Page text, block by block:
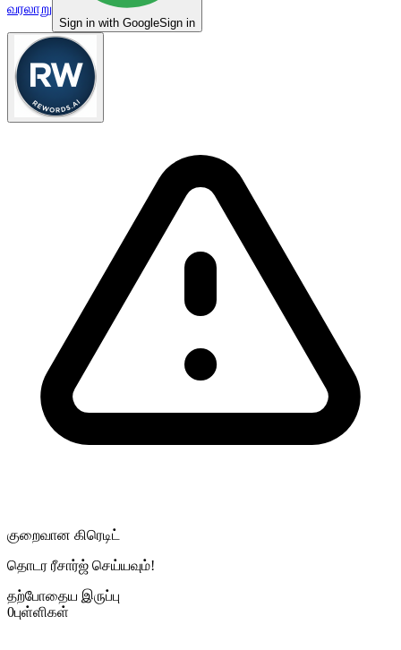
வரலாறு
Sign in with GoogleSign in
குறைவான கிரெடிட்
தொடர ரீசார்ஜ் செய்யவும்!
தற்போதைய இருப்பு
0புள்ளிகள்